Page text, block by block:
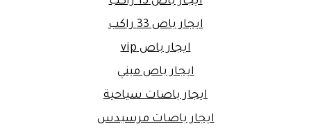
ايجار باص 33 راكب
ايجار باص vip
ايجار باص ميني
ايجار باصات سياحية
ايجار باصات مرسيدس